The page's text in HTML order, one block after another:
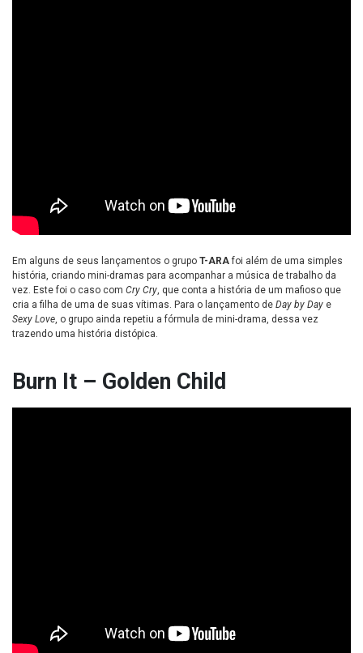
Em alguns de seus lançamentos o grupo T-ARAfoi além de uma simples
história, criando mini-dramas para acompanhar a música de trabalho da
vez. Este foi o caso com Cry Cry, que conta a história de um mafioso que
cria a filha de uma de suas vítimas. Para o lançamento de Day by Day e
Sexy Love, o grupo ainda repetiu a fórmula de mini-drama, dessa vez
trazendo uma história distópica.
Burn It – Golden Child